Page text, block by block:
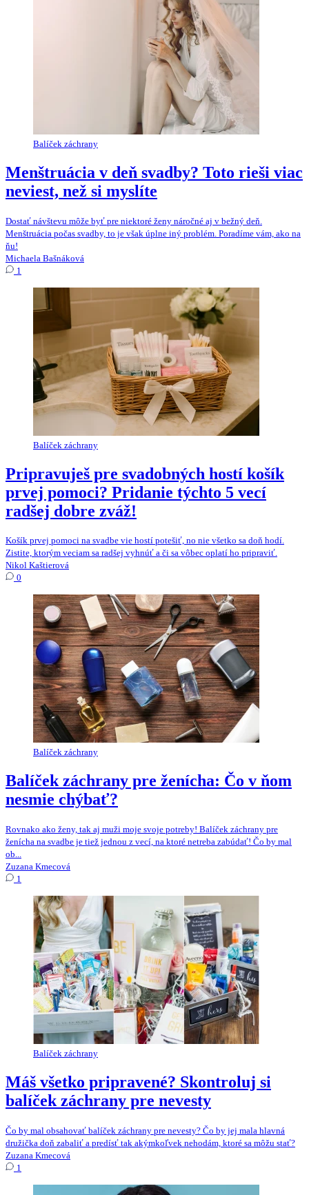
Balíček záchrany
Menštruácia v deň svadby? Toto rieši viac
neviest, než si myslíte
Dostať návštevu môže byť pre niektoré ženy náročné aj v bežný deň.
Menštruácia počas svadby, to je však úplne iný problém. Poradíme vám, ako na
ňu!
Michaela Bašnáková
1
Balíček záchrany
Pripravuješ pre svadobných hostí košík
prvej pomoci? Pridanie týchto 5 vecí
radšej dobre zváž!
Košík prvej pomoci na svadbe vie hostí potešiť, no nie všetko sa doň hodí.
Zistite, ktorým veciam sa radšej vyhnúť a či sa vôbec oplatí ho pripraviť.
Nikol Kaštierová
0
Balíček záchrany
Balíček záchrany pre ženícha: Čo v ňom
nesmie chýbať?
Rovnako ako ženy, tak aj muži moje svoje potreby! Balíček záchrany pre
ženícha na svadbe je tiež jednou z vecí, na ktoré netreba zabúdať! Čo by mal
ob...
Zuzana Kmecová
1
Balíček záchrany
Máš všetko pripravené? Skontroluj si
balíček záchrany pre nevesty
Čo by mal obsahovať balíček záchrany pre nevesty? Čo by jej mala hlavná
družička doň zabaliť a predísť tak akýmkoľvek nehodám, ktoré sa môžu stať?
Zuzana Kmecová
1